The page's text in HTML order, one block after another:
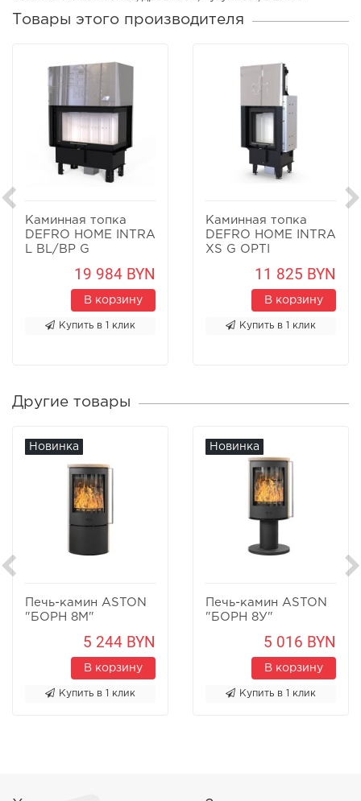
Товары этого производителя
Каминная топка
DEFRO HOME INTRA
L BL/BP G
19 984 BYN
В корзину
Купить в 1 клик
Каминная топка
DEFRO HOME INTRA
XS G OPTI
11 825 BYN
В корзину
Купить в 1 клик
Другие товары
Новинка
Печь-камин ASTON
"БОРН 8М"
5 244 BYN
В корзину
Купить в 1 клик
Новинка
Печь-камин ASTON
"БОРН 8У"
5 016 BYN
В корзину
Купить в 1 клик